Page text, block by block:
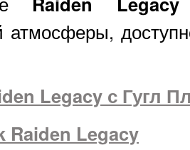
атмосферы,
Legacy с Гугл
Raiden Legacy